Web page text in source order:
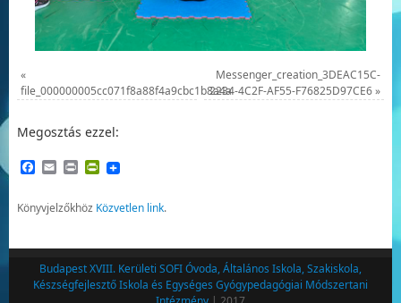
«
file_000000005cc071f8a88f4a9cbc1b8a4a
Messenger_creation_3DEAC15C-
2234-4C2F-AF55-F76825D97CE6»
Megosztás ezzel:
Facebook
EmailPrintPrintFriendly
Könyvjelzőkhöz Közvetlen link.
Budapest XVIII. Kerületi SOFI Óvoda, Általános Iskola, Szakiskola,
Készségfejlesztő Iskola és Egységes Gyógypedagógiai Módszertani